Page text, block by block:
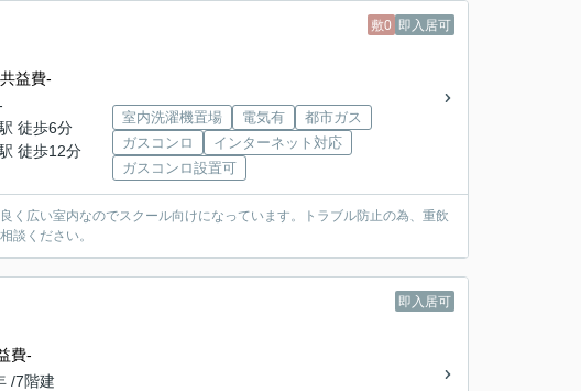
敷0 即入居可
益費-
徒歩6分
徒歩12分
室内洗濯機置場 電気有
都市ガス
ガスコンロ
インターネット対応
ガスコンロ設置可
広い室内なのでスクール向けになっています。トラブル防止の為、重飲
談ください。
即入居可
費-
/7階建